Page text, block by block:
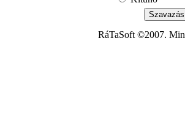
RáTaSoft ©2007.